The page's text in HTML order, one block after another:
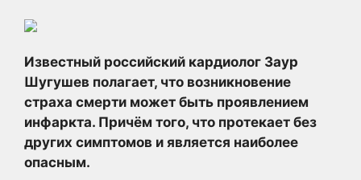
Известный российский кардиолог Заур
Шугушев полагает, что возникновение
страха смерти может быть проявлением
инфаркта. Причём того, что протекает без
других симптомов и является наиболее
опасным.